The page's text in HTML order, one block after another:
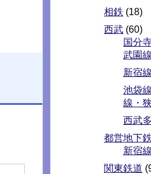
相鉄 (18)
西武 (60)
国分
武園
新宿
池袋
線・
西武
都営地下鉄
新宿
関東鉄道